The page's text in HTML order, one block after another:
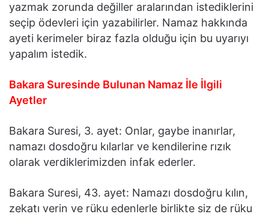
yazmak zorunda değiller aralarından istediklerini
seçip ödevleri için yazabilirler. Namaz hakkında
ayeti kerimeler biraz fazla olduğu için bu uyarıyı
yapalım istedik.
Bakara Suresinde Bulunan Namaz İle İlgili
Ayetler
Bakara Suresi, 3. ayet: Onlar, gaybe inanırlar,
namazı dosdoğru kılarlar ve kendilerine rızık
olarak verdiklerimizden infak ederler.
Bakara Suresi, 43. ayet: Namazı dosdoğru kılın,
zekatı verin ve rüku edenlerle birlikte siz de rüku